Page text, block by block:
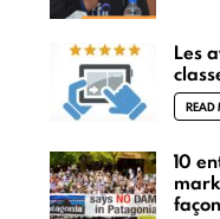
Les
READ
10
façon